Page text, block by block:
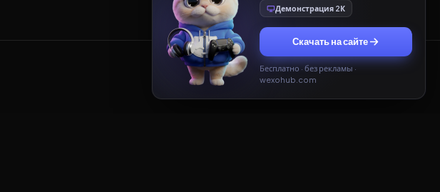
Принять Только необходимые
Демонстрация 2К
Скачать на сайте
Бесплатно · без рекламы ·
wexohub.com